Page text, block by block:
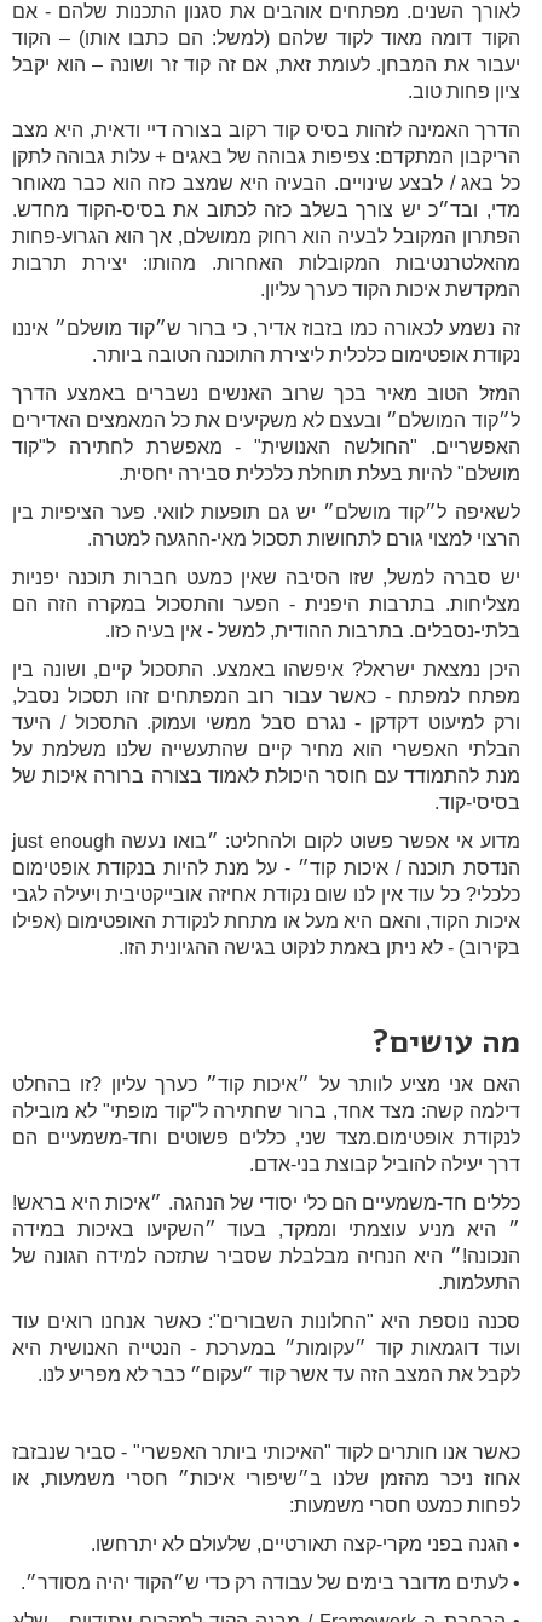
לאורך השנים. מפתחים אוהבים את סגנון התכנות שלהם - אם
הקוד דומה מאוד לקוד שלהם (למשל: הם כתבו אותו) – הקוד
יעבור את המבחן. לעומת זאת, אם זה קוד זר ושונה – הוא יקבל
ציון פחות טוב.
הדרך האמינה לזהות בסיס קוד רקוב בצורה דיי ודאית, היא מצב
הריקבון המתקדם: צפיפות גבוהה של באגים + עלות גבוהה לתקן
כל באג / לבצע שינויים. הבעיה היא שמצב כזה הוא כבר מאוחר
מדי, ובד״כ יש צורך בשלב כזה לכתוב את בסיס-הקוד מחדש.
הפתרון המקובל לבעיה הוא רחוק ממושלם, אך הוא הגרוע-פחות
מהאלטרנטיבות המקובלות האחרות. מהותו: יצירת תרבות
המקדשת איכות הקוד כערך עליון.
זה נשמע לכאורה כמו בזבוז אדיר, כי ברור ש״קוד מושלם״ איננו
נקודת אופטימום כלכלית ליצירת התוכנה הטובה ביותר.
המזל הטוב מאיר בכך שרוב האנשים נשברים באמצע הדרך
ל״קוד המושלם״ ובעצם לא משקיעים את כל המאמצים האדירים
האפשריים. "החולשה האנושית" - מאפשרת לחתירה ל"קוד
מושלם" להיות בעלת תוחלת כלכלית סבירה יחסית.
לשאיפה ל״קוד מושלם״ יש גם תופעות לוואי. פער הציפיות בין
הרצוי למצוי גורם לתחושות תסכול מאי-ההגעה למטרה.
יש סברה למשל, שזו הסיבה שאין כמעט חברות תוכנה יפניות
מצליחות. בתרבות היפנית - הפער והתסכול במקרה הזה הם
בלתי-נסבלים. בתרבות ההודית, למשל - אין בעיה כזו.
היכן נמצאת ישראל? איפשהו באמצע. התסכול קיים, ושונה בין
מפתח למפתח - כאשר עבור רוב המפתחים זהו תסכול נסבל,
ורק למיעוט דקדקן - נגרם סבל ממשי ועמוק. התסכול / היעד
הבלתי האפשרי הוא מחיר קיים שהתעשייה שלנו משלמת על
מנת להתמודד עם חוסר היכולת לאמוד בצורה ברורה איכות של
בסיסי-קוד.
מדוע אי אפשר פשוט לקום ולהחליט: ״בואו נעשה just enough
הנדסת תוכנה / איכות קוד״ - על מנת להיות בנקודת אופטימום
כלכלי? כל עוד אין לנו שום נקודת אחיזה אובייקטיבית ויעילה לגבי
איכות הקוד, והאם היא מעל או מתחת לנקודת האופטימום (אפילו
בקירוב) - לא ניתן באמת לנקוט בגישה ההגיונית הזו.
מה עושים?
האם אני מציע לוותר על ״איכות קוד״ כערך עליון ?זו בהחלט
דילמה קשה: מצד אחד, ברור שחתירה ל"קוד מופתי" לא מובילה
לנקודת אופטימום.מצד שני, כללים פשוטים וחד-משמעיים הם
דרך יעילה להוביל קבוצת בני-אדם.
כללים חד-משמעיים הם כלי יסודי של הנהגה. ״איכות היא בראש!
״ היא מניע עוצמתי וממקד, בעוד ״השקיעו באיכות במידה
הנכונה!״ היא הנחיה מבלבלת שסביר שתזכה למידה הגונה של
התעלמות.
סכנה נוספת היא "החלונות השבורים": כאשר אנחנו רואים עוד
ועוד דוגמאות קוד ״עקומות״ במערכת - הנטייה האנושית היא
לקבל את המצב הזה עד אשר קוד ״עקום״ כבר לא מפריע לנו.
כאשר אנו חותרים לקוד "האיכותי ביותר האפשרי" - סביר שנבזבז
אחוז ניכר מהזמן שלנו ב״שיפורי איכות״ חסרי משמעות, או
לפחות כמעט חסרי משמעות:
• הגנה בפני מקרי-קצה תאורטיים, שלעולם לא יתרחשו.
• לעתים מדובר בימים של עבודה רק כדי ש״הקוד יהיה מסודר״.